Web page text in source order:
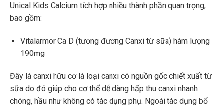
Unical Kids Calcium tích hợp nhiều thành phần quan trọng,
bao gồm:
Vitalarmor Ca D (tương đương Canxi từ sữa) hàm lượng
190mg
Đây là canxi hữu cơ là loại canxi có nguồn gốc chiết xuất từ
sữa do đó giúp cho cơ thể dễ dàng hấp thu canxi nhanh
chóng, hầu như không có tác dụng phụ. Ngoài tác dụng bổ